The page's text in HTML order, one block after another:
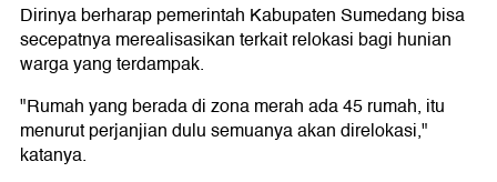
Dirinya berharap pemerintah Kabupaten Sumedang bisa
secepatnya merealisasikan terkait relokasi bagi hunian
warga yang terdampak.
"Rumah yang berada di zona merah ada 45 rumah, itu
menurut perjanjian dulu semuanya akan direlokasi,"
katanya.